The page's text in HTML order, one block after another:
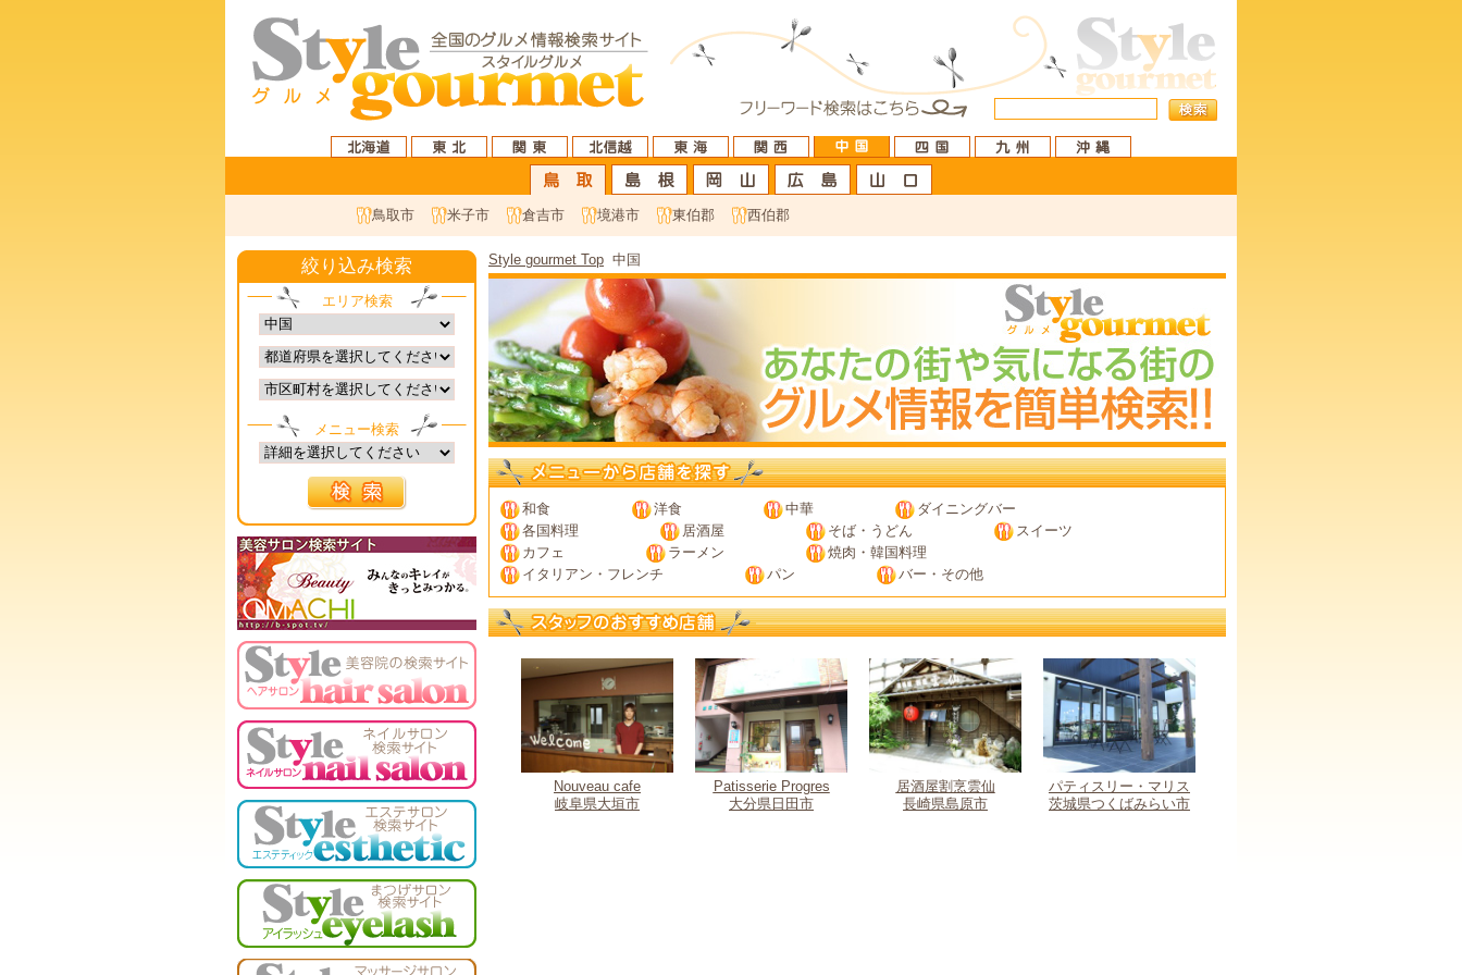
鳥取市 米子市 倉吉市 境港市 東伯郡 西伯郡
Style gourmet Top 中国
和食 洋食 中華
ダイニングバー
各国料理
居酒屋 そば・うどん
スイーツ
カフェ
ラーメン
焼肉・韓国料理
イタリアン・フレンチ
パン バー・その他
Nouveau cafe
岐阜県大垣市
Patisserie Progres
大分県日田市
居酒屋割烹雲仙
長崎県島原市
パティスリー・マリス
茨城県つくばみらい市
絞り込み検索
エリア検索
メニュー検索